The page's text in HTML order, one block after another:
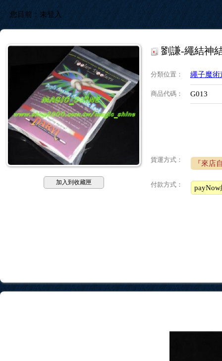
您目前： 未登入
加入到收藏匣
劉謙-繩結神
分類位置 ： 繩子魔術
商品代碼 ： G013
貨運方式： 『來店
付款方式：